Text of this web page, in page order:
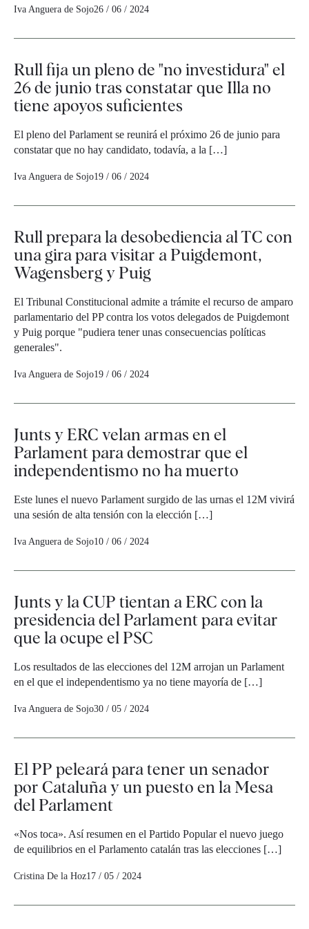
Iva Anguera de Sojo26 / 06 / 2024
Rull fija un pleno de "no investidura" el
26 de junio tras constatar que Illa no
tiene apoyos suficientes
El pleno del Parlament se reunirá el próximo 26 de junio para
constatar que no hay candidato, todavía, a la […]
Iva Anguera de Sojo19 / 06 / 2024
Rull prepara la desobediencia al TC con
una gira para visitar a Puigdemont,
Wagensberg y Puig
El Tribunal Constitucional admite a trámite el recurso de amparo
parlamentario del PP contra los votos delegados de Puigdemont
y Puig porque "pudiera tener unas consecuencias políticas
generales".
Iva Anguera de Sojo19 / 06 / 2024
Junts y ERC velan armas en el
Parlament para demostrar que el
independentismo no ha muerto
Este lunes el nuevo Parlament surgido de las urnas el 12M vivirá
una sesión de alta tensión con la elección […]
Iva Anguera de Sojo10 / 06 / 2024
Junts y la CUP tientan a ERC con la
presidencia del Parlament para evitar
que la ocupe el PSC
Los resultados de las elecciones del 12M arrojan un Parlament
en el que el independentismo ya no tiene mayoría de […]
Iva Anguera de Sojo30 / 05 / 2024
El PP peleará para tener un senador
por Cataluña y un puesto en la Mesa
del Parlament
«Nos toca». Así resumen en el Partido Popular el nuevo juego
de equilibrios en el Parlamento catalán tras las elecciones […]
Cristina De la Hoz17 / 05 / 2024